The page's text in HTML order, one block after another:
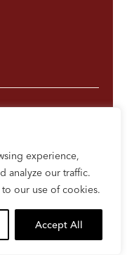
experience,
analyze our traffic.
our use of cookies.
Accept All